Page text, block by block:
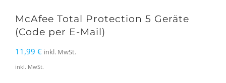
McAfee Total Protection 5 Geräte
(Code per E-Mail)
11,99 € inkl. MwSt.
inkl. MwSt.